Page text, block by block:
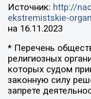
Источник: http://
ekstremistskie-
на 16.11.2023
* Перечень
религиозных
которых судом
законную силу
запрете